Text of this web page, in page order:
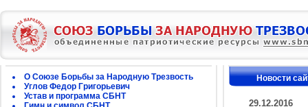
О Союзе Борьбы за Народную Трезвость
Углов Федор Григорьевич
Устав и программа СБНТ
Новости
29.12.2016